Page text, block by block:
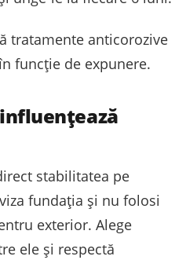
tratamente anticorozive
funcție de expunere.
stabilitatea pe
fundația și nu folosi
exterior. Alege
ele și respectă